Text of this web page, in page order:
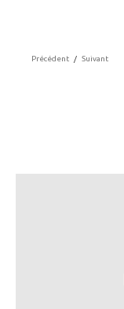
Précédent / Suivant